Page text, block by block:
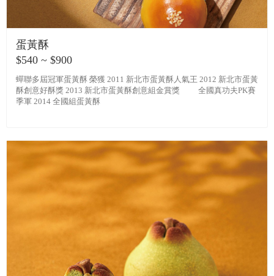
蛋黃酥
$540 ~ $900
蟬聯多屆冠軍蛋黃酥 榮獲 2011 新北市蛋黃酥人氣王 2012 新北市蛋黃
酥創意好酥獎 2013 新北市蛋黃酥創意組金賞獎 全國真功夫PK賽
季軍 2014 全國組蛋黃酥